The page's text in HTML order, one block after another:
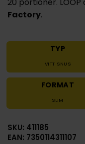
20 portioner.
Factory.
TYP
VITT SNUS
FORMAT
SLIM
SKU: 411185
EAN: 7350114311107